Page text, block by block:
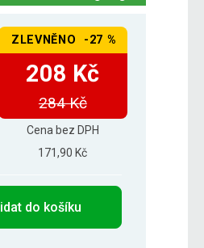
ZLEVNĚNO -27 %
208 Kč
284 Kč
Cena bez DPH
171,90 Kč
do košíku